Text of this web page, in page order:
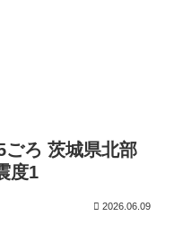
ろ 茨城県北部
度1
2026.06.09